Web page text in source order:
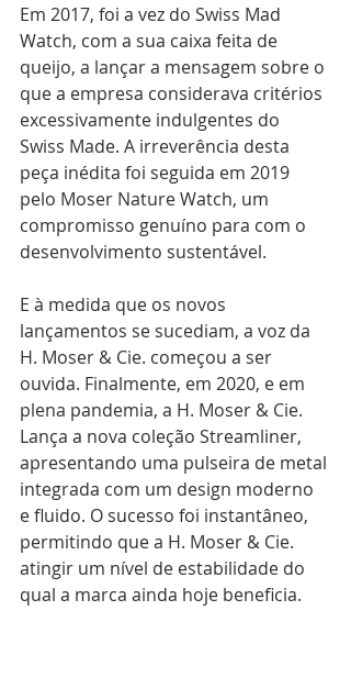
Em 2017, foi a vez do Swiss Mad
Watch, com a sua caixa feita de
queijo, a lançar a mensagem sobre o
que a empresa considerava critérios
excessivamente indulgentes do
Swiss Made. A irreverência desta
peça inédita foi seguida em 2019
pelo Moser Nature Watch, um
compromisso genuíno para com o
desenvolvimento sustentável.
E à medida que os novos
lançamentos se sucediam, a voz da
H. Moser & Cie. começou a ser
ouvida. Finalmente, em 2020, e em
plena pandemia, a H. Moser & Cie.
Lança a nova coleção Streamliner,
apresentando uma pulseira de metal
integrada com um design moderno
e fluido. O sucesso foi instantâneo,
permitindo que a H. Moser & Cie.
atingir um nível de estabilidade do
qual a marca ainda hoje beneficia.